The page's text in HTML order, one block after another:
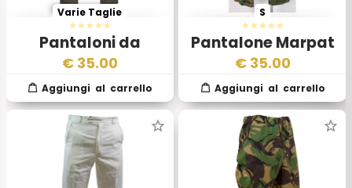
Pantaloni da
Campo BDU Slim Fit
Teesar Verde Rip-
Stop
Varie Taglie
€ 35.00
Pantalone Marpat
Esercito Americano
Originale USMC
S
€ 35.00